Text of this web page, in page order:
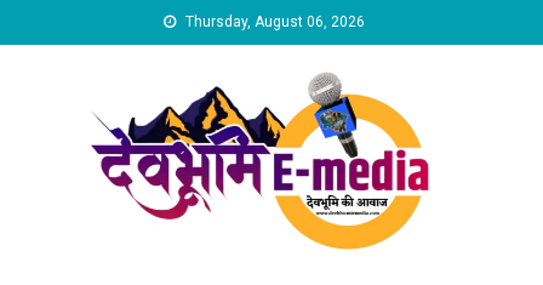
to
Thursday, August 06, 2026